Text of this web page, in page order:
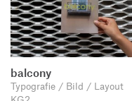
balcony
Typografie / Bild / Layout